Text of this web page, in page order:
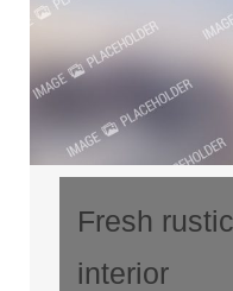
Fresh
interior